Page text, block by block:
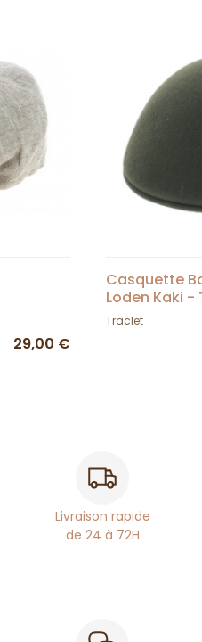
29,00 €
Casquette
Loden Kaki -
Traclet
Livraison rapide
de 24 à 72H